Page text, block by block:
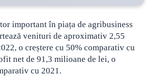
important în piața de agribusiness
venituri de aproximativ 2,55
o creștere cu 50% comparativ cu
net de 91,3 milioane de lei, o
cu 2021.